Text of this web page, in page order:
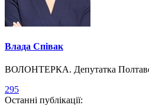
Влада Співак
ВОЛОНТЕРКА. Депутатка
295
Останні публікації: